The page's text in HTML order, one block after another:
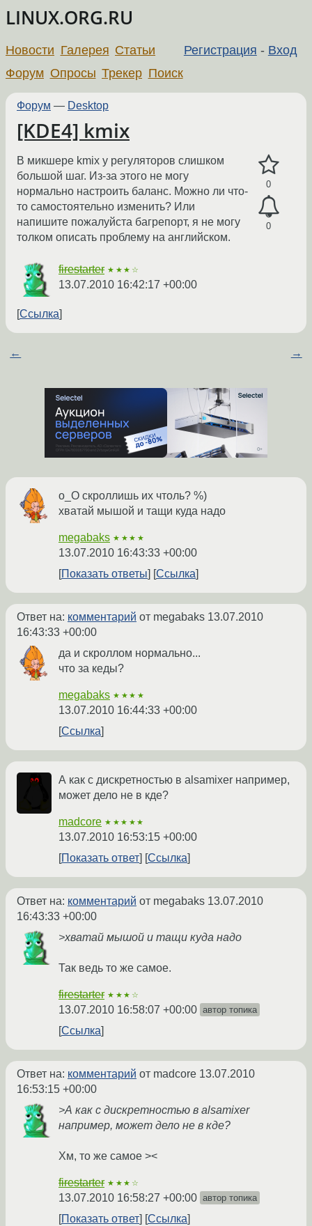
LINUX.ORG.RU
Регистрация - Вход
Новости Галерея Статьи
Форум Опросы Трекер Поиск
Форум — Desktop
[KDE4] kmix
0
0
В микшере kmix у регуляторов слишком
большой шаг. Из-за этого не могу
нормально настроить баланс. Можно ли что-
то самостоятельно изменить? Или
напишите пожалуйста багрепорт, я не могу
толком описать проблему на английском.
firestarter ★★★☆
13.07.2010 16:42:17 +00:00
Ссылка
← →
о_О скроллишь их чтоль? %)
хватай мышой и тащи куда надо
megabaks ★★★★
13.07.2010 16:43:33 +00:00
Показать ответы
Ссылка
Ответ на: комментарий от megabaks 13.07.2010
16:43:33 +00:00
да и скроллом нормально...
что за кеды?
megabaks ★★★★
13.07.2010 16:44:33 +00:00
Ссылка
А как с дискретностью в alsamixer например,
может дело не в кде?
madcore ★★★★★
13.07.2010 16:53:15 +00:00
Показать ответ
Ссылка
Ответ на: комментарий от megabaks 13.07.2010
16:43:33 +00:00
>хватай мышой и тащи куда надо
Так ведь то же самое.
firestarter ★★★☆
13.07.2010 16:58:07 +00:00 автор топика
Ссылка
Ответ на: комментарий от madcore 13.07.2010
16:53:15 +00:00
>А как с дискретностью в alsamixer
например, может дело не в кде?
Хм, то же самое ><
firestarter ★★★☆
13.07.2010 16:58:27 +00:00 автор топика
Показать ответ Ссылка